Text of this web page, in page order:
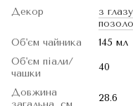
Декор
з
Об'єм чайника
145 мл
Об'єм піали/
чашки
40
Довжина
28.6